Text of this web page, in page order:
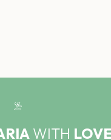
WITH LOVE